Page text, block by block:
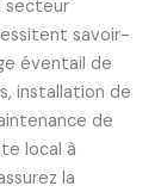
secteur
savoir-
éventail de
installation de
de
local à
la